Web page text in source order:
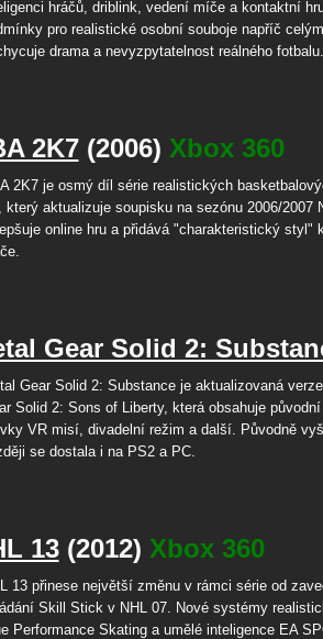
hráčů, driblink, vedení míče a kontaktní
pro realistické osobní souboje napříč
drama a nevyzpytatelnost reálného
2K7(2006) Xbox 360
2K7 je osmý díl série realistických
který aktualizuje soupisku na sezónu 2006/2007
online hru a přidává "charakteristický styl"
Gear Solid 2:
Gear Solid 2: Substance je aktualizovaná
Solid 2: Sons of Liberty, která obsahuje
VR misí, divadelní režim a další. Původně
se dostala i na PS2 a PC.
13(2012) Xbox 360
13 přinese největší změnu v rámci série od
Skill Stick v NHL 07. Nové systémy
Performance Skating a umělé inteligence EA